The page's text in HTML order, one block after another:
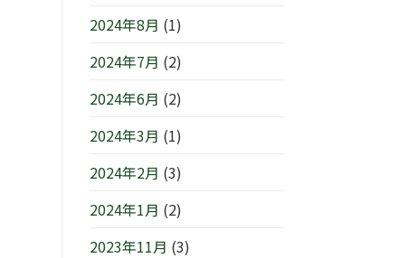
2024年8月 (1)
2024年7月 (2)
2024年6月 (2)
2024年3月 (1)
2024年2月 (3)
2024年1月 (2)
2023年11月 (3)